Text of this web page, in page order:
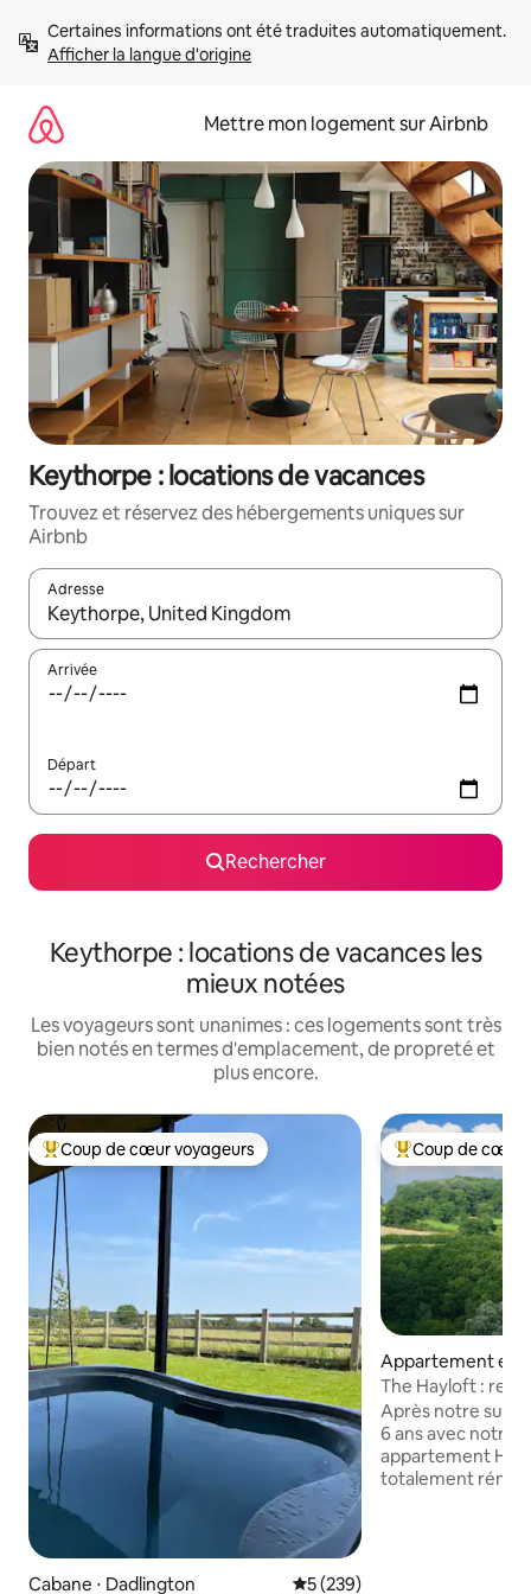
directement
Afficher la langue d'origine
Mettre mon logement sur Airbnb
Keythorpe : locations de vacances
Trouvez et réservez des hébergements uniques sur
Airbnb
Adresse
Lorsque les résultats s'affichent, utilisez les flèches vers le
Arrivée
Départ
Rechercher
Keythorpe : locations de vacances les
mieux notées
Les voyageurs sont unanimes : ces logements sont très
bien notés en termes d'emplacement, de propreté et
plus encore.
Coups de cœur voyageurs les plus appréciés
Coup de cœur voyageurs
Cabane ⋅ Dadlington Évaluation moyenne sur la
5 (239)
Coups de cœur
Coup de cœur
Appartement en
Tilton on the Hill
The Hayloft :
3 couchages.
Après notre
6 ans avec notre
appartement
totalement